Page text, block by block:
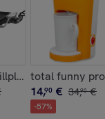
caja de 100
total funny
14,90 € 34,90 €
-57%